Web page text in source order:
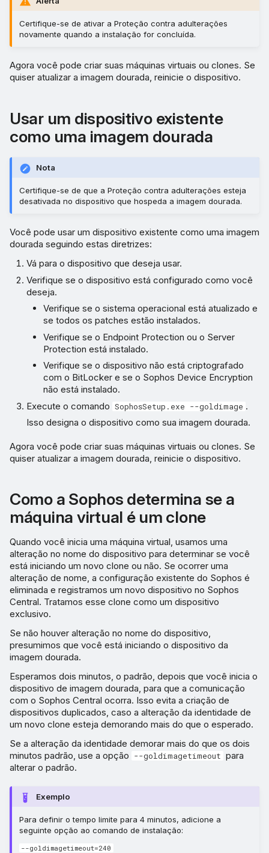
Certifique-se de ativar a Proteção contra adulterações
novamente quando a instalação for concluída.
Agora você pode criar suas máquinas virtuais ou clones. Se
quiser atualizar a imagem dourada, reinicie o dispositivo.
Usar um dispositivo existente
como uma imagem dourada
Nota
Certifique-se de que a Proteção contra adulterações esteja
desativada no dispositivo que hospeda a imagem dourada.
Você pode usar um dispositivo existente como uma imagem
dourada seguindo estas diretrizes:
Vá para o dispositivo que deseja usar.
Verifique se o dispositivo está configurado como você
deseja.
Verifique se o sistema operacional está atualizado e
se todos os patches estão instalados.
Verifique se o Endpoint Protection ou o Server
Protection está instalado.
Verifique se o dispositivo não está criptografado
com o BitLocker e se o Sophos Device Encryption
não está instalado.
Execute o comando SophosSetup.exe --goldimage .
Isso designa o dispositivo como sua imagem dourada.
Agora você pode criar suas máquinas virtuais ou clones. Se
quiser atualizar a imagem dourada, reinicie o dispositivo.
Como a Sophos determina se a
máquina virtual é um clone
Quando você inicia uma máquina virtual, usamos uma
alteração no nome do dispositivo para determinar se você
está iniciando um novo clone ou não. Se ocorrer uma
alteração de nome, a configuração existente do Sophos é
eliminada e registramos um novo dispositivo no Sophos
Central. Tratamos esse clone como um dispositivo
exclusivo.
Se não houver alteração no nome do dispositivo,
presumimos que você está iniciando o dispositivo da
imagem dourada.
Esperamos dois minutos, o padrão, depois que você inicia o
dispositivo de imagem dourada, para que a comunicação
com o Sophos Central ocorra. Isso evita a criação de
dispositivos duplicados, caso a alteração da identidade de
um novo clone esteja demorando mais do que o esperado.
Se a alteração da identidade demorar mais do que os dois
minutos padrão, use a opção
--goldimagetimeout para
alterar o padrão.
Exemplo
Para definir o tempo limite para 4 minutos, adicione a
seguinte opção ao comando de instalação:
--goldimagetimeout=240